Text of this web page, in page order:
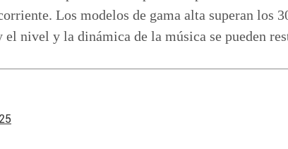
Los modelos de gama alta superan los
nivel y la dinámica de la música se pueden